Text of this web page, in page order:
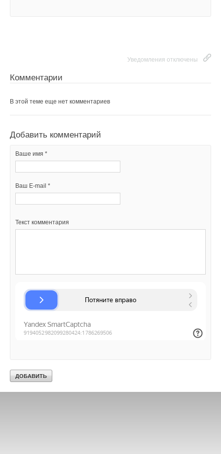
Уведомления отключены
Комментарии
В этой теме еще нет комментариев
Добавить комментарий
Ваше имя *
Ваш E-mail *
Текст комментария
Добавить комментарий
Ваше имя *
Ваш E-mail *